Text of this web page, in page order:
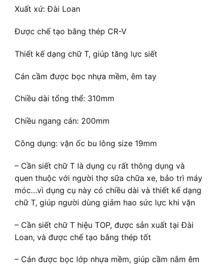
Xuất xứ: Đài Loan
Được chế tạo bằng thép CR-V
Thiết kế dạng chữ T, giúp tăng lực siết
Cán cầm được bọc nhựa mềm, êm tay
Chiều dài tổng thể: 310mm
Chiều ngang cán: 200mm
Công dụng: vặn ốc bu lông size 19mm
– Cần siết chữ T là dụng cụ rất thông dụng và
quen thuộc với người thợ sữa chữa xe, bảo trì máy
móc…vì dụng cụ này có chiều dài và thiết kế dạng
chữ T, giúp người dùng giảm hao sức lực khi vặn
– Cần siết chữ T hiệu TOP, được sản xuất tại Đài
Loan, và được chế tạo bằng thép tốt
– Cán được bọc lớp nhựa mềm, giúp cầm nắm êm